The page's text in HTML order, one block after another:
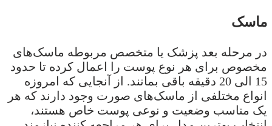
ماسک
در مرحله بعد پزشک یا متخصص مربوطه ماسک‌های
مخصوص برای هر نوع پوست را اعمال کرده تا حدود
15 الی 20 دقیقه باقی بمانند. از آنجایی که امروزه
انواع مختلفی از ماسک‌های صورت وجود دارند که هر
یک مناسب وضعیت و نوعی پوست خاص هستند،